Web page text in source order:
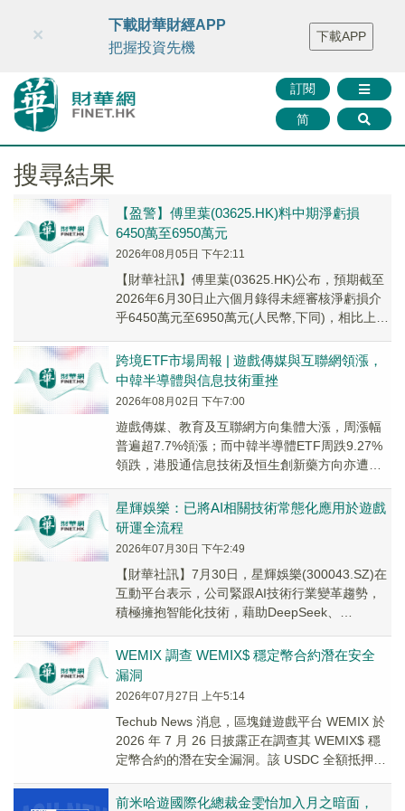
財華智庫網 FINTV FINMETA 財華證券 媒體矩陣
智庫沙龍
聯絡我們
訂閱
简
×
下載財華財經APP
把握投資先機
下載APP
搜尋結果
【盈警】傅里葉(03625.HK)料中期淨虧損
6450萬至6950萬元
2026年08月05日 下午2:11
【財華社訊】傅里葉(03625.HK)公布，預期截至
2026年6月30日止六個月錄得未經審核淨虧損介
乎6450萬元至6950萬元(人民幣,下同)，相比上年
跨境ETF市場周報 | 遊戲傳媒與互聯網領漲，
中韓半導體與信息技術重挫
2026年08月02日 下午7:00
遊戲傳媒、教育及互聯網方向集體大漲，周漲幅
普遍超7.7%領漲；而中韓半導體ETF周跌9.27%
領跌，港股通信息技術及恒生創新藥方向亦遭重
星輝娛樂：已將AI相關技術常態化應用於遊戲
研運全流程
2026年07月30日 下午2:49
【財華社訊】7月30日，星輝娛樂(300043.SZ)在
互動平台表示，公司緊跟AI技術行業變革趨勢，
積極擁抱智能化技術，藉助DeepSeek、
WEMIX 調查 WEMIX$ 穩定幣合約潛在安全
漏洞
2026年07月27日 上午5:14
Techub News 消息，區塊鏈遊戲平台 WEMIX 於
2026 年 7 月 26 日披露正在調查其 WEMIX$ 穩
定幣合約的潛在安全漏洞。該 USDC 全額抵押穩
前米哈遊國際化總裁金雯怡加入月之暗面，